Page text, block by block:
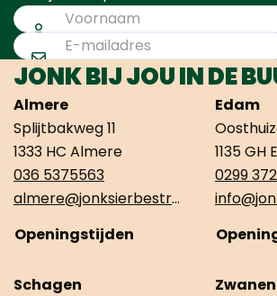
JONK BIJ JOU IN DE
Almere
Splijtbakweg 11
1333 HC Almere
036 5375563
almere@jonksierbestrating.nl
Openingstijden
Edam
1135 GH
0299
Schagen